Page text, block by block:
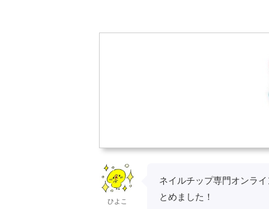
ひよこ
ネイルチップ専門オンラ
とめました！